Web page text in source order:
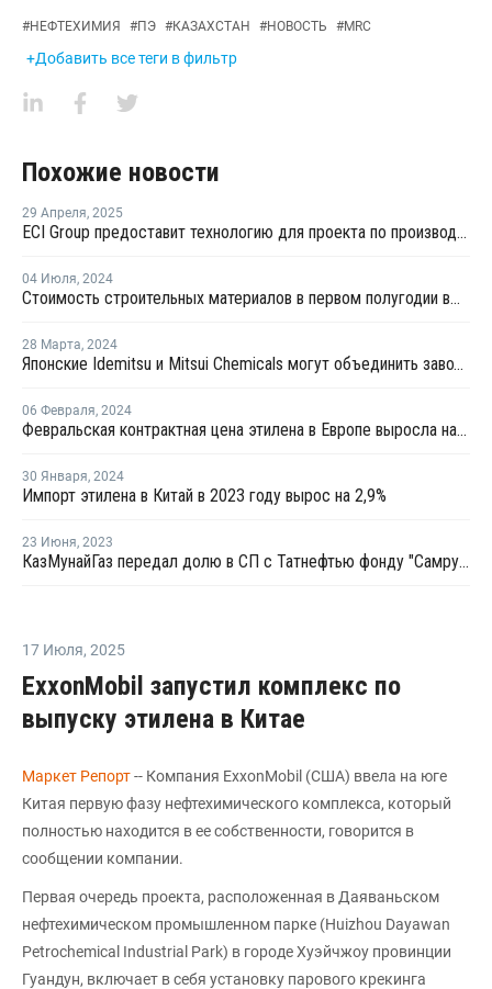
#НЕФТЕХИМИЯ #ПЭ #КАЗАХСТАН #НОВОСТЬ #MRC
+Добавить все теги в фильтр
Похожие новости
29 Апреля, 2025
ECI Group предоставит технологию для проекта по производству сополимеров в Китае
04 Июля, 2024
Стоимость строительных материалов в первом полугодии выросла в РФ в среднем на 10-21%
28 Марта, 2024
Японские Idemitsu и Mitsui Chemicals могут объединить заводы по производству этилена в Тибе
06 Февраля, 2024
Февральская контрактная цена этилена в Европе выросла на EUR5 за тонну
30 Января, 2024
Импорт этилена в Китай в 2023 году вырос на 2,9%
23 Июня, 2023
КазМунайГаз передал долю в СП с Татнефтью фонду "Самрук-Казына"
17 Июля, 2025
ExxonMobil запустил комплекс по
выпуску этилена в Китае
Маркет Репорт-- Компания ExxonMobil (США) ввела на юге
Китая первую фазу нефтехимического комплекса, который
полностью находится в ее собственности, говорится в
сообщении компании.
Первая очередь проекта, расположенная в Даяваньском
нефтехимическом промышленном парке (Huizhou Dayawan
Petrochemical Industrial Park) в городе Хуэйчжоу провинции
Гуандун, включает в себя установку парового крекинга